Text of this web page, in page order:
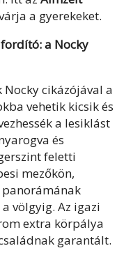
a gyerekeket.
a Nocky
cikázójával a
vehetik kicsik és
a lesiklást
és
feletti
mezőkön,
völgyig. Az igazi
extra körpálya
garantált.